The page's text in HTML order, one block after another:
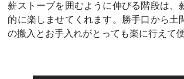
薪ストーブを囲むように伸びる階段は、
的に楽しませてくれます。勝手口から土
の搬入とお手入れがとっても楽に行えて